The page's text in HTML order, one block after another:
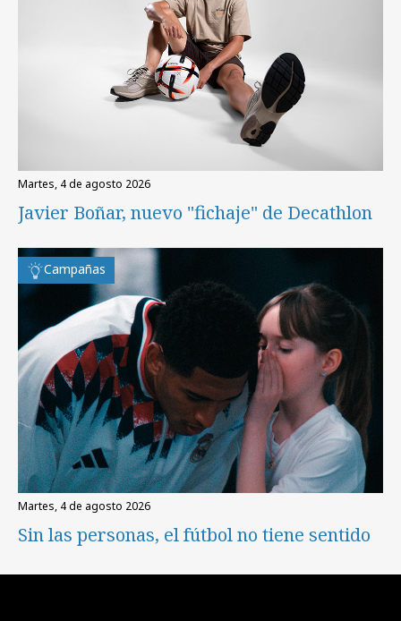
martes, 4 de agosto 2026
Javier Boñar, nuevo "fichaje" de Decathlon
Campañas
martes, 4 de agosto 2026
Sin las personas, el fútbol no tiene sentido